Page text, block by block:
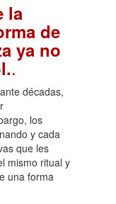
la
de
ya no
.
décadas,
los
y cada
que les
mismo ritual y
una forma